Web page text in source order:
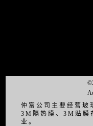
仲富公司主要经营
3M隔热膜、3M贴膜
业。